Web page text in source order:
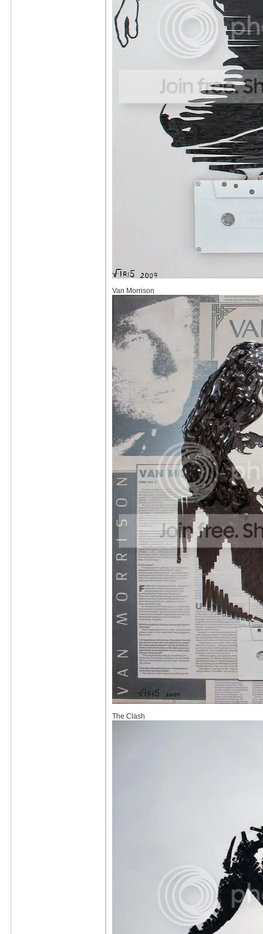
Van Morrison
The Clash